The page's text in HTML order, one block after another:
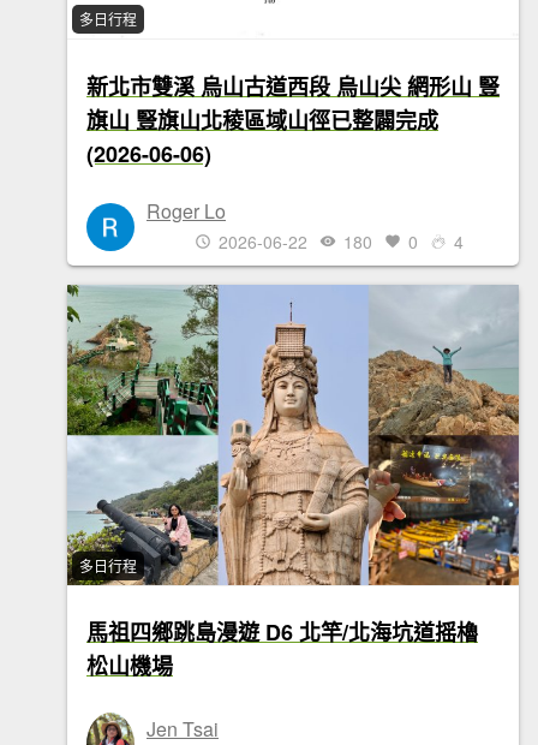
多日行程
新北市雙溪 烏山古道西段 烏山尖 網形山 豎
旗山 豎旗山北稜區域山徑已整闢完成
(2026-06-06)
Roger Lo
2026-06-22 180 0 4
多日行程
馬祖四鄉跳島漫遊 D6 北竿/北海坑道摇櫓
松山機場
Jen Tsai